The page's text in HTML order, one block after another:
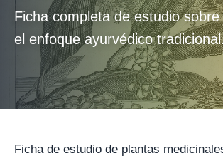
Ficha completa de estudio
el enfoque ayurvédico
Ficha de estudio de plantas